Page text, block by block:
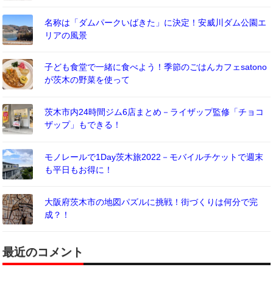
名称は「ダムパークいばきた」に決定！安威川ダム公園エ
リアの風景
子ども食堂で一緒に食べよう！季節のごはんカフェsatono
が茨木の野菜を使って
茨木市内24時間ジム6店まとめ－ライザップ監修「チョコ
ザップ」もできる！
モノレールで1Day茨木旅2022－モバイルチケットで週末
も平日もお得に！
大阪府茨木市の地図パズルに挑戦！街づくりは何分で完
成？！
最近のコメント